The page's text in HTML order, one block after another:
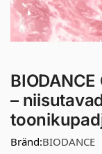
–
Bränd:BIODANCE